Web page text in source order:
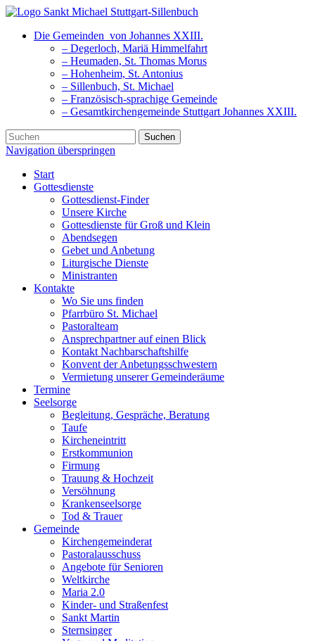
Die Gemeinden von Johannes XXIII.
– Degerloch, Mariä Himmelfahrt
– Heumaden, St. Thomas Morus
– Hohenheim, St. Antonius
– Sillenbuch, St. Michael
– Französisch-sprachige Gemeinde
– Gesamtkirchengemeinde Stuttgart Johannes XXIII.
Suchen
Navigation überspringen
Start
Gottesdienste
Gottesdienst-Finder
Unsere Kirche
Gottesdienste für Groß und Klein
Abendsegen
Gebet und Anbetung
Liturgische Dienste
Ministranten
Kontakte
Wo Sie uns finden
Pfarrbüro St. Michael
Pastoralteam
Ansprechpartner auf einen Blick
Kontakt Nachbarschaftshilfe
Konvent der Anbetungsschwestern
Vermietung unserer Gemeinderäume
Termine
Seelsorge
Begleitung, Gespräche, Beratung
Taufe
Kircheneintritt
Erstkommunion
Firmung
Trauung & Hochzeit
Versöhnung
Krankenseelsorge
Tod & Trauer
Gemeinde
Kirchengemeinderat
Pastoralausschuss
Angebote für Senioren
Weltkirche
Maria 2.0
Kinder- und Straßenfest
Sankt Martin
Sternsinger